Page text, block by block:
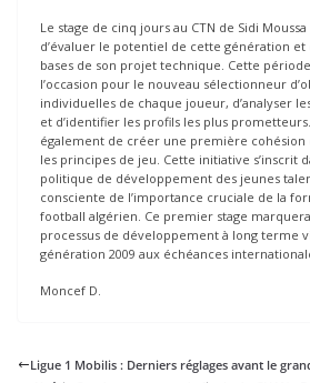
Le stage de cinq jours au CTN de Sidi
d’évaluer le potentiel de cette génération
bases de son projet technique. Cette
l’occasion pour le nouveau sélectionneur
individuelles de chaque joueur, d’analyser
et d’identifier les profils les plus
également de créer une première cohésion
les principes de jeu. Cette initiative s’inscrit
politique de développement des jeunes
consciente de l’importance cruciale de la
football algérien. Ce premier stage
processus de développement à long terme
génération 2009 aux échéances
Moncef D.
Ligue 1 Mobilis : Derniers réglages avant le